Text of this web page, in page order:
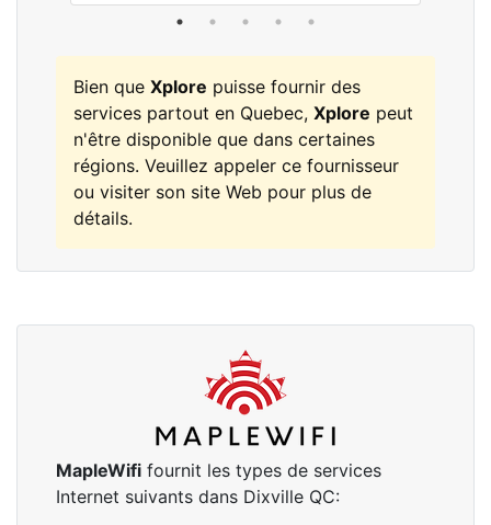
Bien que Xplore puisse fournir des
services partout en Quebec, Xplore peut
n'être disponible que dans certaines
régions. Veuillez appeler ce fournisseur
ou visiter son site Web pour plus de
détails.
MapleWifi fournit les types de services
Internet suivants dans Dixville QC: